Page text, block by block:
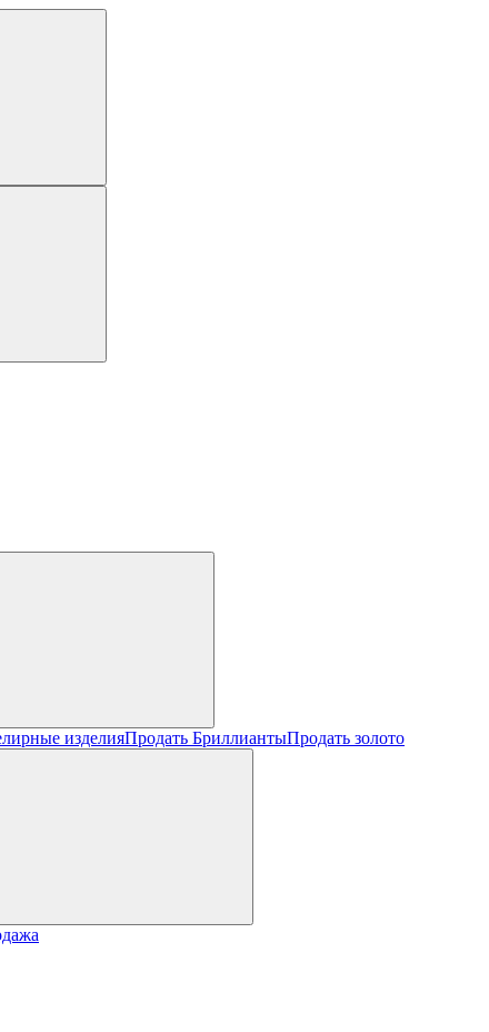
изделияПродать БриллиантыПродать золото